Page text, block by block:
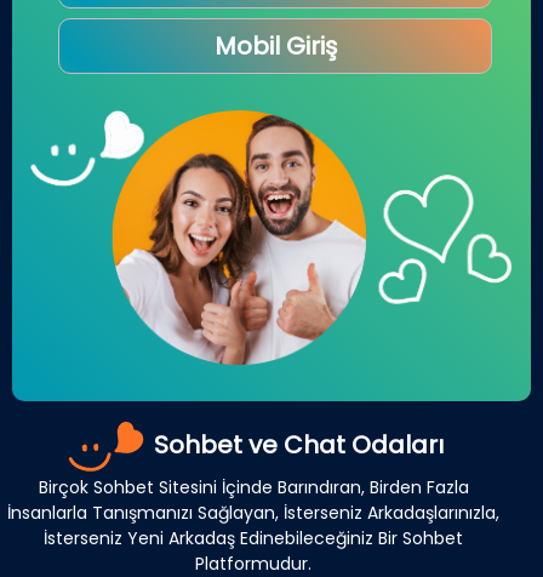
Mobil Giriş
Sohbet ve Chat Odaları
Birçok Sohbet Sitesini İçinde Barındıran, Birden Fazla
İnsanlarla Tanışmanızı Sağlayan, İsterseniz Arkadaşlarınızla,
İsterseniz Yeni Arkadaş Edinebileceğiniz Bir Sohbet
Platformudur.